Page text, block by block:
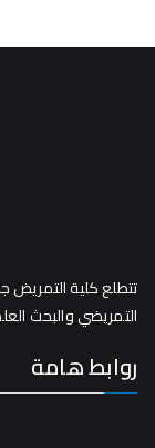
تتطلع كلية التمريض
التمريضي والبحث
روابط هامة